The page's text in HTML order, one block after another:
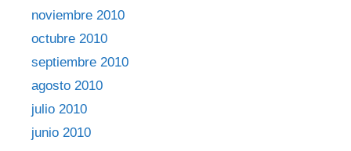
noviembre 2010
octubre 2010
septiembre 2010
agosto 2010
julio 2010
junio 2010